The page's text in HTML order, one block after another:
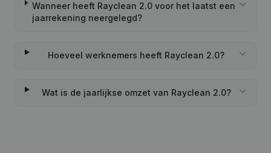
Wanneer heeft Rayclean 2.0 voor het laatst een
jaarrekening neergelegd?
Hoeveel werknemers heeft Rayclean 2.0?
Wat is de jaarlijkse omzet van Rayclean 2.0?